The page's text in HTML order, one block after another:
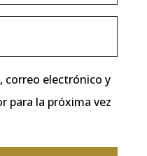
correo electrónico y
para la próxima vez